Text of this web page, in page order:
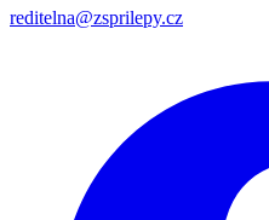
reditelna@zsprilepy.cz